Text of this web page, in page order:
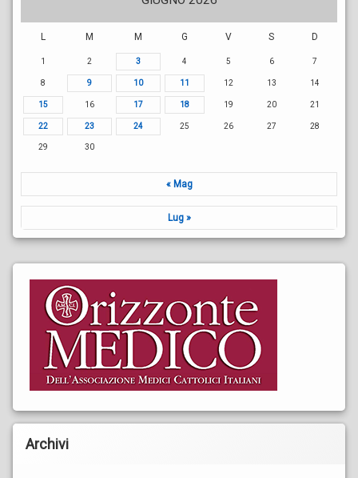
L M M G V S D
1 2 3 4 5 6 7
8 9 10 11 12 13 14
15 16 17 18 19 20 21
22 23 24 25 26 27 28
29 30
« Mag
Lug »
Archivi